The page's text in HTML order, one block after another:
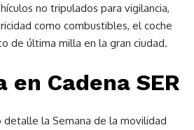
no tripulados para vigilancia,
como combustibles, el coche
de última milla en la gran ciudad.
en Cadena SER
detalle la Semana de la movilidad